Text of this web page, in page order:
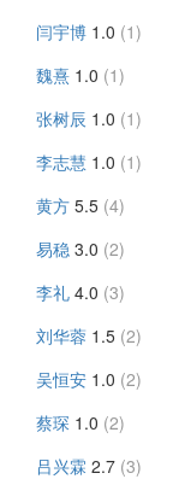
闫宇博 1.0 (1)
魏熹 1.0 (1)
张树辰 1.0 (1)
李志慧 1.0 (1)
黄方 5.5 (4)
易稳 3.0 (2)
李礼 4.0 (3)
刘华蓉 1.5 (2)
吴恒安 1.0 (2)
蔡琛 1.0 (2)
吕兴霖 2.7 (3)